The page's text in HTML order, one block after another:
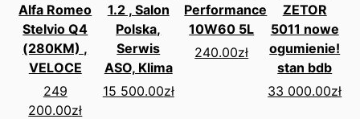
Alfa Romeo
Stelvio Q4
(280KM) ,
VELOCE
249
200.00zł
1.2 , Salon
Polska,
Serwis
ASO, Klima
15 500.00zł
Performance
10W60 5L
240.00zł
ZETOR
5011 nowe
ogumienie!
stan bdb
33 000.00zł